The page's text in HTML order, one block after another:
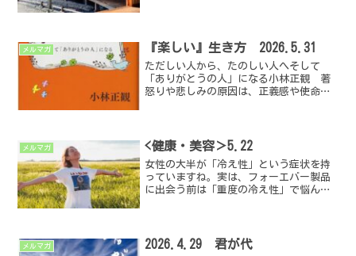
わけですから、どれほども...
メルマガ 『楽しい』生き方 2026.5.31
ただしい人から、たのしい人へそして
「ありがとうの人」になる小林正観 著
怒りや悲しみの原因は、正義感や使命感
メルマガ <健康・美容＞5.22
女性の大半が「冷え性」という症状を持
っていますね。実は、フォーエバー製品
に出会う前は「重度の冷え性」で悩んで
した(笑)お陰様で今は、...
メルマガ 2026.4.29 君が代